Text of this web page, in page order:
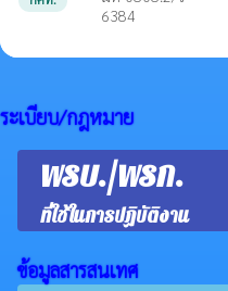
6384
ระเบียบ/กฎหมาย
พรบ./พรก.
ที่ใช้ในการปฏิบัติงาน
ข้อมูลสารสนเทศ